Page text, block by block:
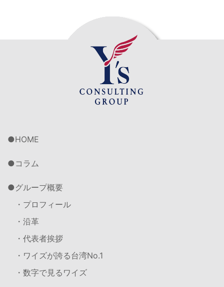
HOME
コラム
グループ概要
・プロフィール
・沿革
・代表者挨拶
・ワイズが誇る台湾No.1
・数字で見るワイズ